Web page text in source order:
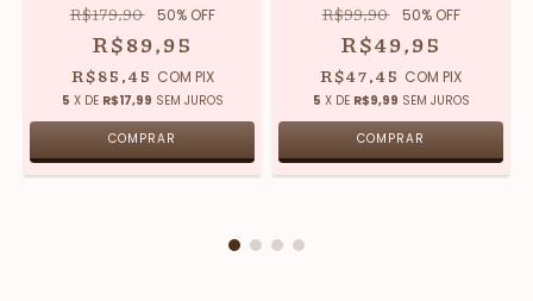
R$179,90 50% OFF
R$89,95
R$85,45 COM PIX
5 X DE R$17,99 SEM JUROS
COMPRAR
R$99,90 50% OFF
R$49,95
R$47,45 COM PIX
5 X DE R$9,99 SEM JUROS
COMPRAR